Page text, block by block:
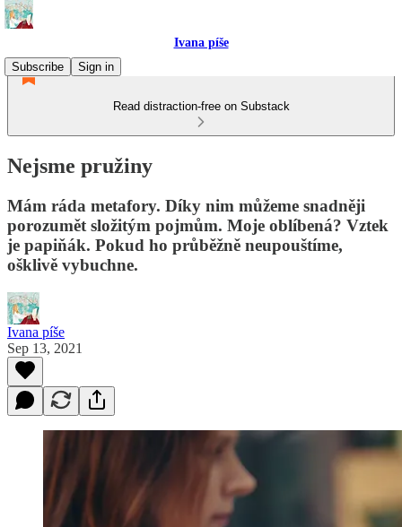
Ivana píše
Subscribe
Sign in
Read distraction-free on Substack
Nejsme pružiny
Mám ráda metafory. Díky nim můžeme snadněji
porozumět složitým pojmům. Moje oblíbená? Vztek
je papiňák. Pokud ho průběžně neupouštíme,
ošklivě vybuchne.
Ivana píše
Sep 13, 2021